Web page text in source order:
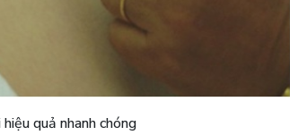
quả nhanh chóng